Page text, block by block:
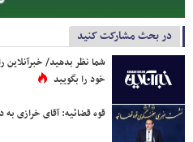
در بحث مشارکت کنید
شما نظر بدهید/ خبرآنلاین
خود را بگویید
قوه قضائیه: آقای خرازی